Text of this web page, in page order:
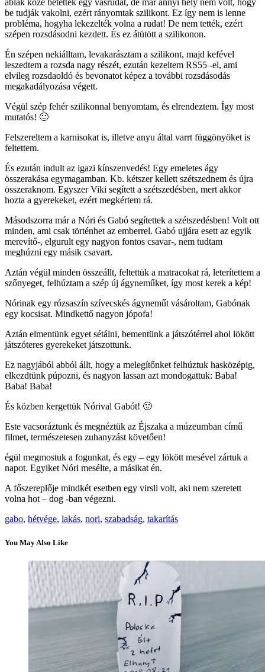
ablak közé betettek egy vasrudat, de már annyi hely nem volt, hogy
be tudják vakolni, ezért rányomtak szilikont. Ez így nem is lenne
probléma, hogyha lekezelték volna a rudat! De nem tették, ezért
szépen rozsdásodni kezdett. És ez átütött a szilikonon.
Én szépen nekiálltam, levakarásztam a szilikont, majd kefével
leszedtem a rozsda nagy részét, ezután kezeltem RS55 -el, ami
elvileg rozsdaoldó és bevonatot képez a további rozsdásodás
megakadályozása végett.
Végül szép fehér szilikonnal benyomtam, és elrendeztem. Így most
mutatós! 🙂
Felszereltem a karnisokat is, illetve anyu által varrt függönyöket is
feltettem.
És ezután indult az igazi kínszenvedés! Egy emeletes ágy
összerakása egymagamban. Kb. kétszer kellett szétszednem és újra
összeraknom. Egyszer Viki segített a szétszedésben, mert akkor
hozta a gyerekeket, ezért megkértem rá.
Másodszorra már a Nóri és Gabó segítettek a szétszedésben! Volt ott
minden, ami csak történhet az emberrel. Gabó ujjára esett az egyik
merevítő-, elgurult egy nagyon fontos csavar-, nem tudtam
meghúzni egy másik csavart.
Aztán végül minden összeállt, feltettük a matracokat rá, leterítettem a
szőnyeget, felhúztam a szép új ágyneműket, így most kerek a kép!
Nórinak egy rózsaszín szívecskés ágyneműt vásároltam, Gabónak
egy kocsisat. Mindkettő nagyon jópofa!
Aztán elmentünk egyet sétálni, bementünk a játszótérrel ahol lökött
játszóteres gyerekeket játszottunk.
Ez nagyjából abból állt, hogy a melegítőnket felhúztuk hasközépig,
elkezdtünk púpozni, és nagyon lassan azt mondogattuk: Baba!
Baba! Baba!
És közben kergettük Nórival Gabót! 🙂
Este vacsoráztunk és megnéztük az Éjszaka a múzeumban című
filmet, természetesen zuhanyzást követően!
égül megmostuk a fogunkat, és egy – egy lökött mesével zártuk a
napot. Egyiket Nóri mesélte, a másikat én.
A főszereplője mindkét esetben egy virsli volt, aki nem szeretett
volna hot – dog -ban végezni.
gabo, hétvége, lakás, nori, szabadság, takarítás
You May Also Like